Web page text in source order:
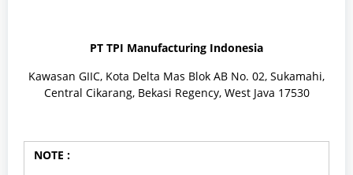
PT TPI Manufacturing Indonesia
Kawasan GIIC, Kota Delta Mas Blok AB No. 02, Sukamahi,
Central Cikarang, Bekasi Regency, West Java 17530
NOTE :